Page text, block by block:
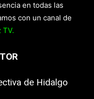
en todas las
con un canal de
TV.
de Hidalgo